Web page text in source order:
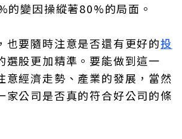
的變因操縱著80%的局面。
也要隨時注意是否還有更好的投
選股更加精準。要能做到這一
意經濟走勢、產業的發展，當然
家公司是否真的符合好公司的條